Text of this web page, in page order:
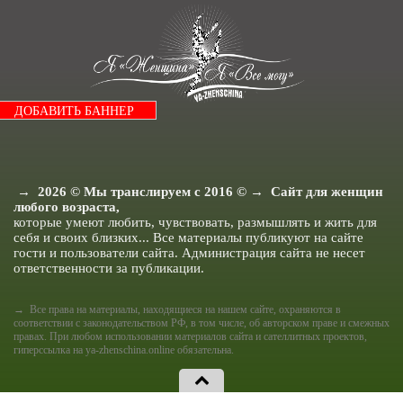
Я и Мода.
Досуг и хобби..
Я и Ищу ответа.
Я и Секс.
Я и Кухня.
Я Женщина - Разное.
ДОБАВИТЬ БАННЕР
→ 2026 © Мы транслируем с 2016 © → Сайт для женщин
любого возраста,
которые умеют любить, чувствовать, размышлять и жить для
себя и своих близких... Все материалы публикуют на сайте
гости и пользователи сайта. Администрация сайта не несет
ответственности за публикации.
→ Все права на материалы, находящиеся на нашем сайте, охраняются в
соответствии с законодательством РФ, в том числе, об авторском праве и смежных
правах. При любом использовании материалов сайта и сателлитных проектов,
гиперссылка на ya-zhenschina.online обязательна.